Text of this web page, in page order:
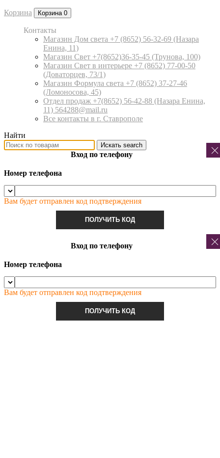
Корзина Корзина 0
Контакты
Магазин Дом света +7 (8652) 56-32-69 (Назара
Енина, 11)
Магазин Свет +7(8652)36-35-45 (Трунова, 100)
Магазин Свет в интерьере +7 (8652) 77-00-50
(Доваторцев, 73/1)
Магазин Формула света +7 (8652) 37-27-46
(Ломоносова, 45)
Отдел продаж +7(8652) 56-42-88 (Назара Енина,
11) 564288@mail.ru
Все контакты в г. Ставрополе
Найти
Искать search
Вход по телефону
Номер телефона
Вам будет отправлен код подтверждения
ПОЛУЧИТЬ КОД
Вход по телефону
Номер телефона
Вам будет отправлен код подтверждения
ПОЛУЧИТЬ КОД